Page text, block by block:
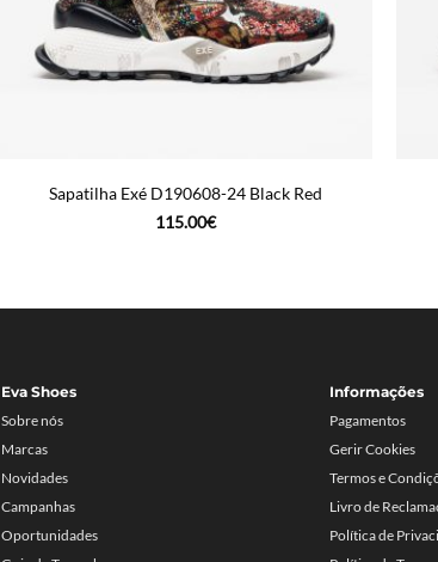
Sapatilha Exé D190608-24 Black Red
115.00€
Eva Shoes
Sobre nós
Marcas
Novidades
Campanhas
Oportunidades
Informações
Pagamentos
Gerir Cookies
Termos e
Livro de
Política de